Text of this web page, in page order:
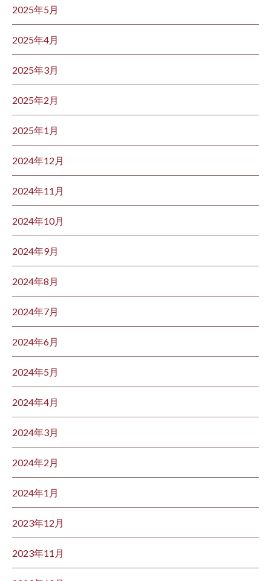
2025年5月
2025年4月
2025年3月
2025年2月
2025年1月
2024年12月
2024年11月
2024年10月
2024年9月
2024年8月
2024年7月
2024年6月
2024年5月
2024年4月
2024年3月
2024年2月
2024年1月
2023年12月
2023年11月